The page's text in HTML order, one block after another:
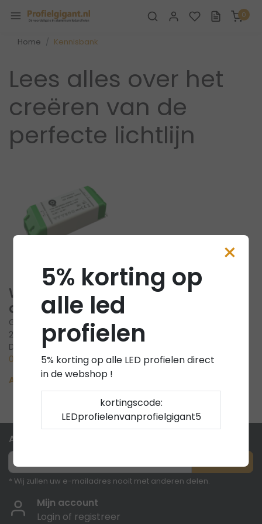
0
Home Kennisbank
Lees alles over het
creëren van de
perfecte lichtlijn
Wat is fase
afsnijding
Geplaatst op
13 Juni
2023
Door SEObyRay
0 Reacties
Artikel verder lezen »
Abonneer je op onze nieuwsbrief
* Wij zullen uw e-mailadres nooit met anderen delen.
Mijn account
Login of registreer
×
5% korting op
alle led
profielen
5% korting op alle LED profielen direct
in de webshop !
kortingscode:
LEDprofielenvanprofielgigant5